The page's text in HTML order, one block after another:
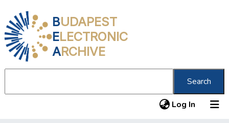
BUDAPEST
ELECTRONIC
ARCHIVE
Search
Log In (current)